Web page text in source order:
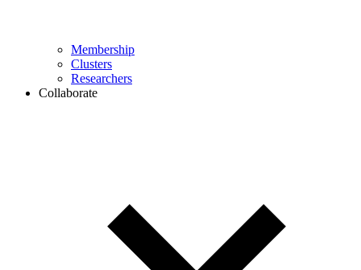
Membership
Clusters
Researchers
Collaborate